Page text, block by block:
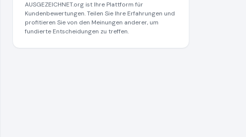
AUSGEZEICHNET.org ist Ihre Plattform für
Kundenbewertungen. Teilen Sie Ihre Erfahrungen und
profitieren Sie von den Meinungen anderer, um
fundierte Entscheidungen zu treffen.